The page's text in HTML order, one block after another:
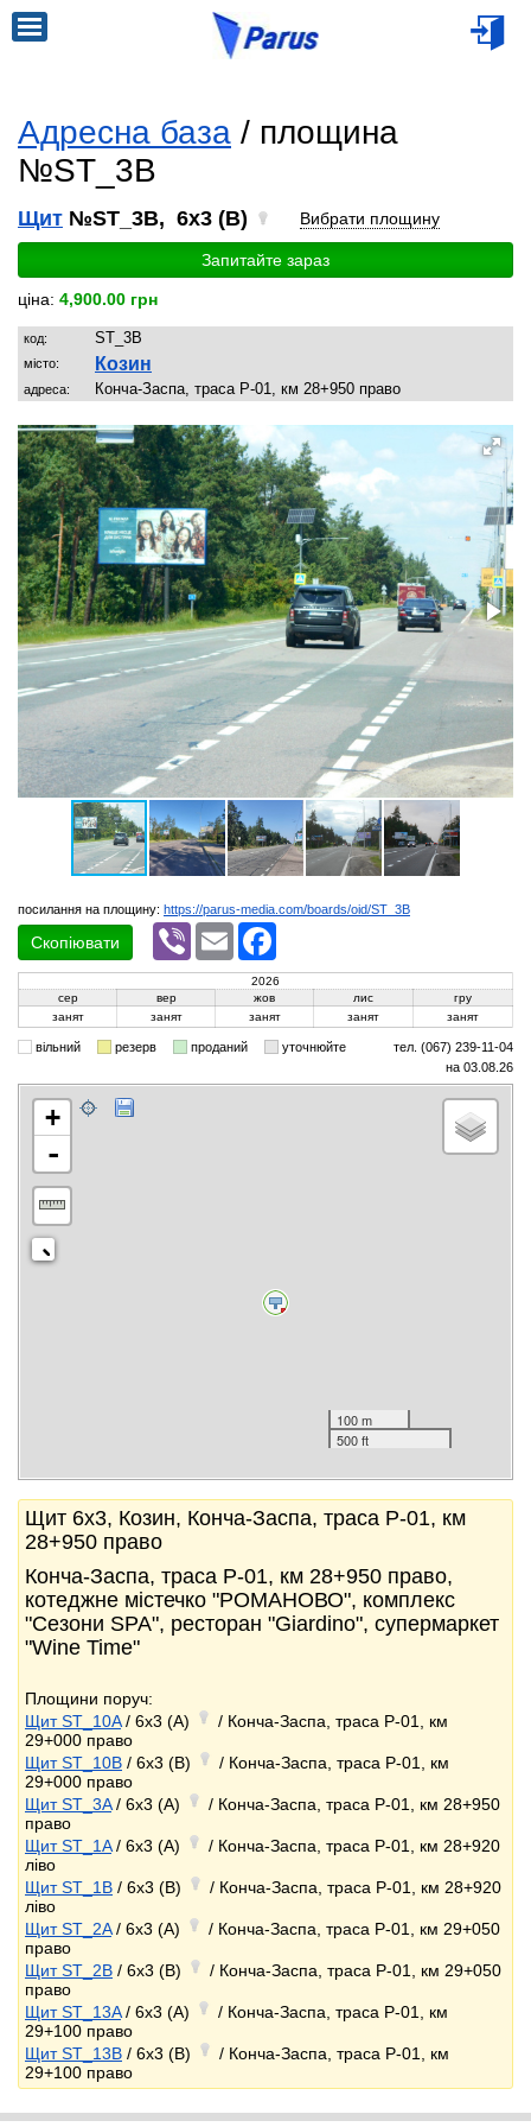
Адресна база / площина
№ST_3B
Щит №ST_3B, 6x3 (B) Вибрати площину
Запитайте зараз
ціна: 4,900.00 грн
код: ST_3B
місто: Козин
адреса: Конча-Заспа, траса Р-01, км 28+950 право
посилання на площину: https://parus-media.com/boards/oid/ST_3B
Скопіювати
Viber Email
2026
сер
вер жов лис
гру
занят
занят занят занят занят
вільний резерв проданий уточнюйте
тел. (067) 239-11-04
на 03.08.26
+
-
100 m
500 ft
Щит 6x3, Козин, Конча-Заспа, траса Р-01, км
28+950 право
Конча-Заспа, траса Р-01, км 28+950 право,
котеджне містечко "РОМАНОВО", комплекс
"Сезони SPA", ресторан "Giardino", супермаркет
"Wine Time"
Площини поруч:
Щит ST_10A/ 6x3 (A)
/ Конча-Заспа, траса Р-01, км
29+000 право
Щит ST_10B / 6x3 (B)
/ Конча-Заспа, траса Р-01, км
29+000 право
Щит ST_3A/ 6x3 (A)
/ Конча-Заспа, траса Р-01, км 28+950
право
Щит ST_1A/ 6x3 (A)
/ Конча-Заспа, траса Р-01, км 28+920
ліво
Щит ST_1B / 6x3 (B)
/ Конча-Заспа, траса Р-01, км 28+920
ліво
Щит ST_2A/ 6x3 (A)
/ Конча-Заспа, траса Р-01, км 29+050
право
Щит ST_2B / 6x3 (B)
/ Конча-Заспа, траса Р-01, км 29+050
право
Щит ST_13A/ 6x3 (A)
/ Конча-Заспа, траса Р-01, км
29+100 право
Щит ST_13B / 6x3 (B)
/ Конча-Заспа, траса Р-01, км
29+100 право